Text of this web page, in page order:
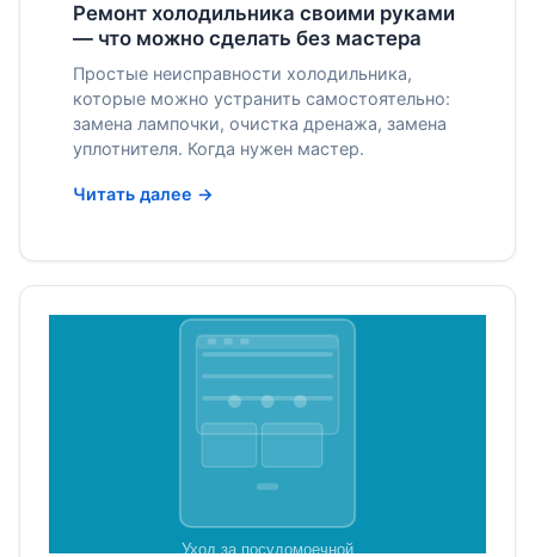
Ремонт холодильника своими руками
— что можно сделать без мастера
Простые неисправности холодильника,
которые можно устранить самостоятельно:
замена лампочки, очистка дренажа, замена
уплотнителя. Когда нужен мастер.
Читать далее →